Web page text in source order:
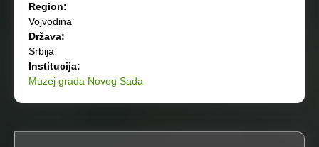
Region:
Vojvodina
Država:
Srbija
Institucija:
Muzej grada Novog Sada